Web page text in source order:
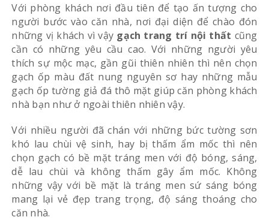
Với phòng khách nơi đầu tiên để tạo ấn tượng cho
người bước vào căn nhà, nơi đại diện để chào đón
những vị khách vì vậy gạch trang trí nội thất cũng
cần có những yêu cầu cao. Với những người yêu
thích sự mộc mạc, gần gũi thiên nhiên thì nên chọn
gạch ốp màu đất nung nguyên sơ hay những mẫu
gạch ốp tường giả đá thô mặt giúp căn phòng khách
nhà bạn như ở ngoài thiên nhiên vậy.
Với nhiều người đã chán với những bức tường sơn
khó lau chùi vệ sinh, hay bị thấm ẩm mốc thì nên
chọn gạch có bề mặt tráng men với độ bóng, sáng,
dễ lau chùi và không thấm gây ẩm mốc. Không
những vậy với bề mặt là tráng men sứ sáng bóng
mang lại vẻ đẹp trang trọng, độ sáng thoáng cho
căn nhà.